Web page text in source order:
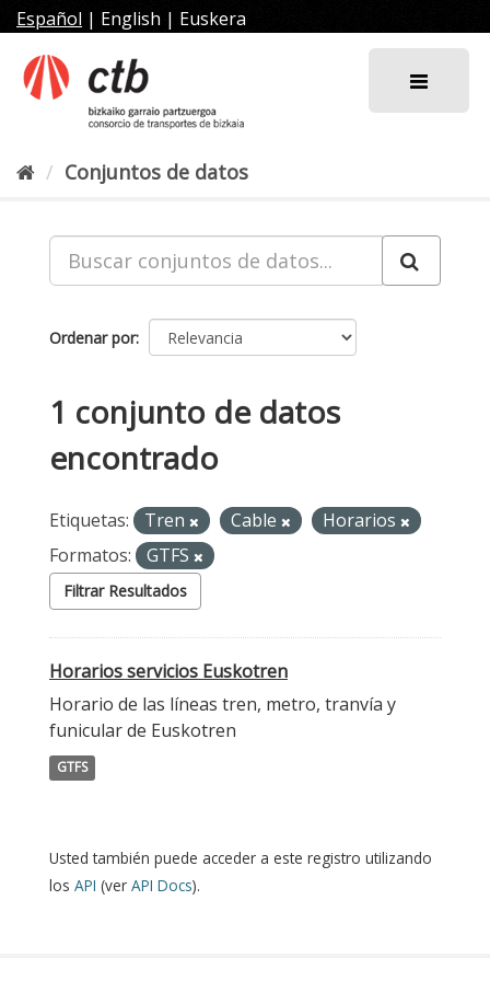
al
contenido
Español | English | Euskera
Conjuntos de datos
Ordenar por
1 conjunto de datos
encontrado
Etiquetas: Tren Cable
Horarios
Formatos:
GTFS
Filtrar Resultados
Horarios servicios Euskotren
Horario de las líneas tren, metro, tranvía y
funicular de Euskotren
GTFS
Usted también puede acceder a este registro utilizando
los API (ver API Docs).